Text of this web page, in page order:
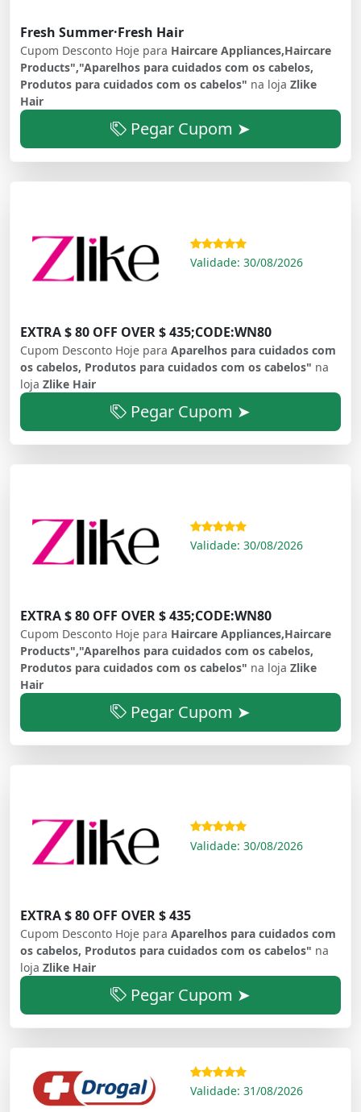
Fresh Summer·Fresh Hair
Cupom Desconto Hoje para Haircare Appliances,Haircare
Products","Aparelhos para cuidados com os cabelos,
Produtos para cuidados com os cabelos" na loja Zlike
Hair
Pegar Cupom ➤
Validade: 30/08/2026
EXTRA $ 80 OFF OVER $ 435;CODE:WN80
Cupom Desconto Hoje para Aparelhos para cuidados com
os cabelos, Produtos para cuidados com os cabelos" na
loja Zlike Hair
Pegar Cupom ➤
Validade: 30/08/2026
EXTRA $ 80 OFF OVER $ 435;CODE:WN80
Cupom Desconto Hoje para Haircare Appliances,Haircare
Products","Aparelhos para cuidados com os cabelos,
Produtos para cuidados com os cabelos" na loja Zlike
Hair
Pegar Cupom ➤
Validade: 30/08/2026
EXTRA $ 80 OFF OVER $ 435
Cupom Desconto Hoje para Aparelhos para cuidados com
os cabelos, Produtos para cuidados com os cabelos" na
loja Zlike Hair
Pegar Cupom ➤
Validade: 31/08/2026